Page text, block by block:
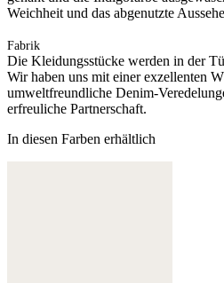
Weichheit und das abgenutzte
Fabrik
Die Kleidungsstücke werden in der
Wir haben uns mit einer exzellenten
umweltfreundliche Denim-
erfreuliche Partnerschaft.
In diesen Farben erhältlich